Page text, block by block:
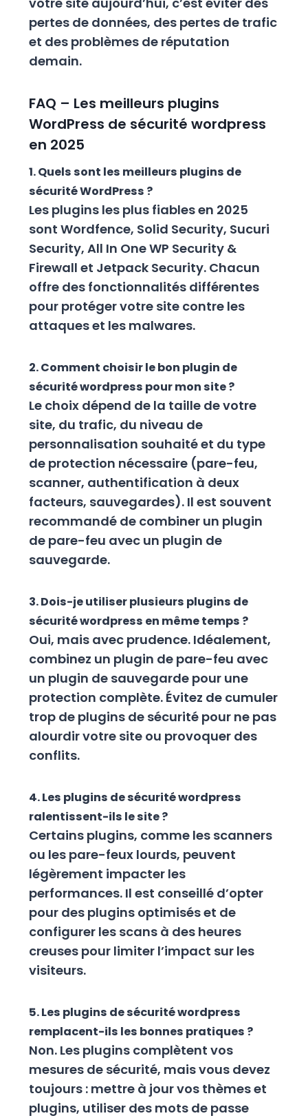
pertes de données, des pertes de trafic
et des problèmes de réputation
demain.
FAQ – Les meilleurs plugins
WordPress de sécurité wordpress
en 2025
1. Quels sont les meilleurs plugins de
sécurité WordPress ?
Les plugins les plus fiables en 2025
sont Wordfence, Solid Security, Sucuri
Security, All In One WP Security &
Firewall et Jetpack Security. Chacun
offre des fonctionnalités différentes
pour protéger votre site contre les
attaques et les malwares.
2. Comment choisir le bon plugin de
sécurité wordpress pour mon site ?
Le choix dépend de la taille de votre
site, du trafic, du niveau de
personnalisation souhaité et du type
de protection nécessaire (pare-feu,
scanner, authentification à deux
facteurs, sauvegardes). Il est souvent
recommandé de combiner un plugin
de pare-feu avec un plugin de
sauvegarde.
3. Dois-je utiliser plusieurs plugins de
sécurité wordpress en même temps ?
Oui, mais avec prudence. Idéalement,
combinez un plugin de pare-feu avec
un plugin de sauvegarde pour une
protection complète. Évitez de cumuler
trop de plugins de sécurité pour ne pas
alourdir votre site ou provoquer des
conflits.
4. Les plugins de sécurité wordpress
ralentissent-ils le site ?
Certains plugins, comme les scanners
ou les pare-feux lourds, peuvent
légèrement impacter les
performances. Il est conseillé d’opter
pour des plugins optimisés et de
configurer les scans à des heures
creuses pour limiter l’impact sur les
visiteurs.
5. Les plugins de sécurité wordpress
remplacent-ils les bonnes pratiques ?
Non. Les plugins complètent vos
mesures de sécurité, mais vous devez
toujours : mettre à jour vos thèmes et
plugins, utiliser des mots de passe